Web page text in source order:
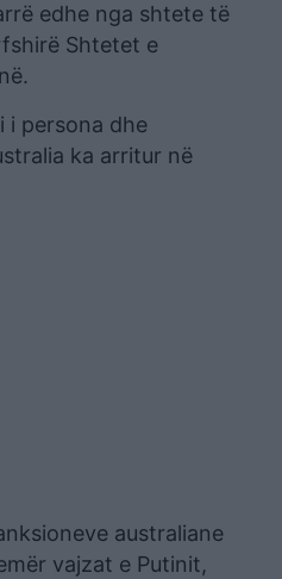
edhe nga shtete të
Shtetet e
i persona dhe
ka arritur në
australiane
vajzat e Putinit,